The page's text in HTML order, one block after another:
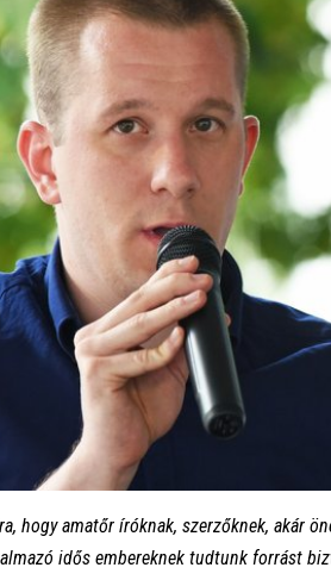
hogy amatőr íróknak, szerzőknek, akár
idős embereknek tudtunk forrást